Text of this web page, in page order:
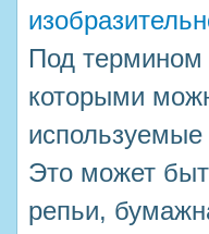
Под термином
которыми
Это может
репьи,